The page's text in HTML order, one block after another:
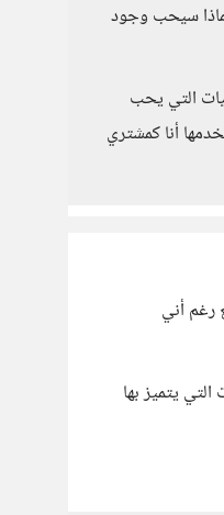
سيحب وجود
التي يحب
أنا كمشتري
رغم أني
يتميز بها